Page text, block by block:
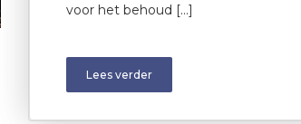
voor het behoud […]
Lees verder